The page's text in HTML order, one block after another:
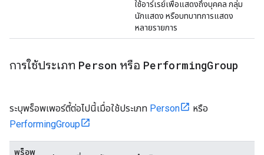
ใช้อาร์เรย์เพื่อแสดงถึงบุคคล กลุ่ม
นักแสดง หรือบทบาทการแสดง
หลายรายการ
การใช้ประเภท Person หรือ PerformingGroup
ระบุพร็อพเพอร์ตี้ต่อไปนี้เมื่อใช้ประเภท Person
หรือ
PerformingGroup
พร็อพ